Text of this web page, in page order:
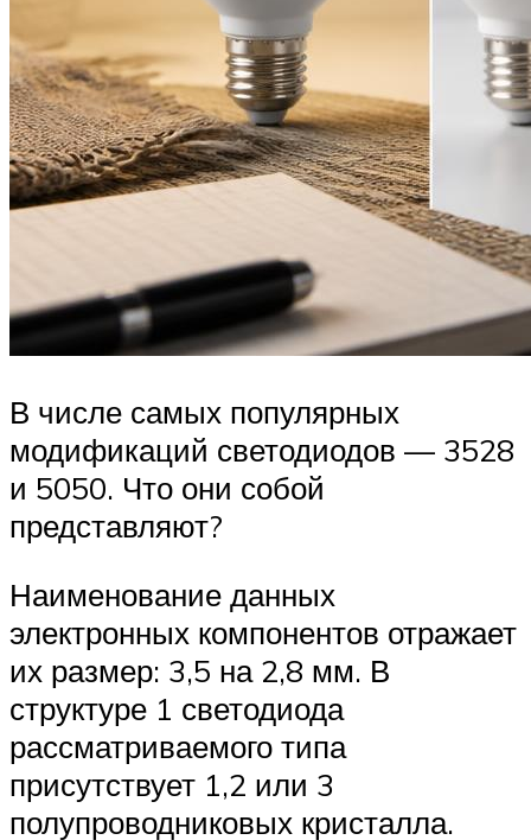
В числе самых популярных
модификаций светодиодов — 3528
и 5050. Что они собой
представляют?
Наименование данных
электронных компонентов отражает
их размер: 3,5 на 2,8 мм. В
структуре 1 светодиода
рассматриваемого типа
присутствует 1,2 или 3
полупроводниковых кристалла.